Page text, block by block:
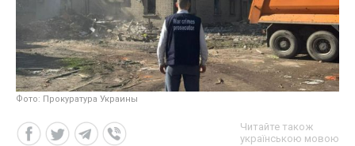
Фото: Прокуратура Украины
Читайте також
українською мовою